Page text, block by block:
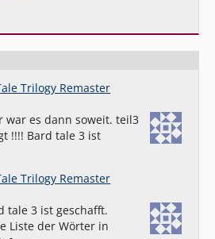
Trilogy Remaster
war es dann soweit. teil3
!!!! Bard tale 3 ist
Trilogy Remaster
tale 3 ist geschafft.
Liste der Wörter in